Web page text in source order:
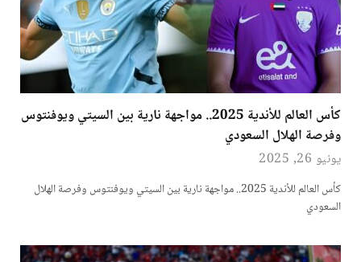
كأس العالم للأندية 2025.. مواجهة نارية بين السيتي ويوفنتوس
وفرصة الهلال السعودي
يونيو 26, 2025
كأس العالم للأندية 2025.. مواجهة نارية بين السيتي ويوفنتوس وفرصة الهلال
السعودي